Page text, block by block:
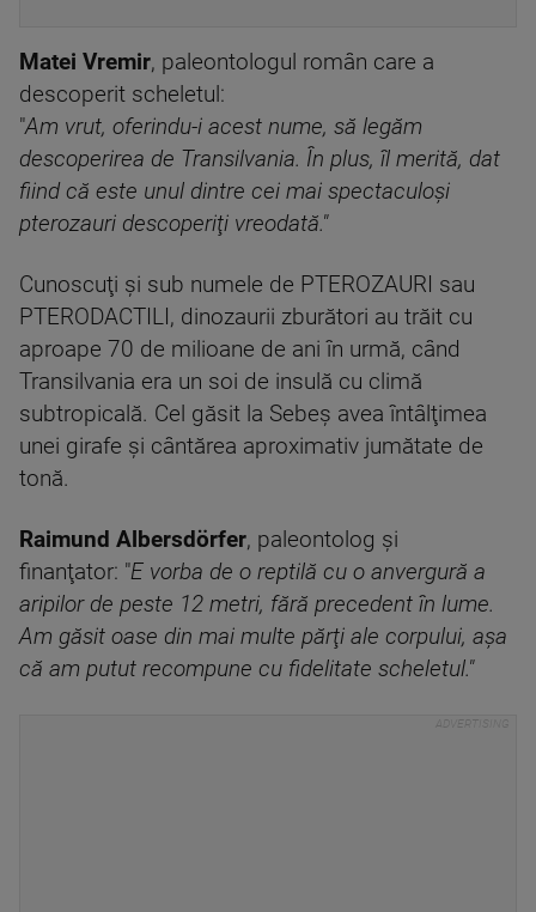
Matei Vremir, paleontologul român care a
descoperit scheletul:
"Am vrut, oferindu-i acest nume, să legăm
descoperirea de Transilvania. În plus, îl merită, dat
fiind că este unul dintre cei mai spectaculoşi
pterozauri descoperiţi vreodată."
Cunoscuţi şi sub numele de PTEROZAURI sau
PTERODACTILI, dinozaurii zburători au trăit cu
aproape 70 de milioane de ani în urmă, când
Transilvania era un soi de insulă cu climă
subtropicală. Cel găsit la Sebeş avea întâlţimea
unei girafe şi cântărea aproximativ jumătate de
tonă.
Raimund Albersdörfer, paleontolog şi
finanţator: "E vorba de o reptilă cu o anvergură a
aripilor de peste 12 metri, fără precedent în lume.
Am găsit oase din mai multe părţi ale corpului, aşa
că am putut recompune cu fidelitate scheletul."